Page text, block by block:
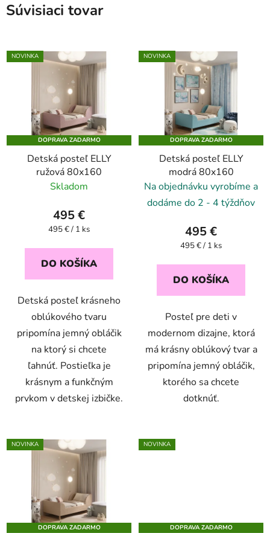
Súvisiaci tovar
NOVINKA
DOPRAVA ZADARMO
Detská posteľ ELLY
ružová 80x160
Skladom
495 €
Jednotková
495 € / 1 ks
DO KOŠÍKA
Detská posteľ krásneho
oblúkového tvaru
pripomína jemný obláčik
na ktorý si chcete
ľahnúť. Postieľka je
krásnym a funkčným
prvkom v detskej izbičke.
NOVINKA
DOPRAVA ZADARMO
Detská posteľ ELLY
modrá 80x160
Na objednávku vyrobíme a
dodáme do 2 - 4 týždňov
495 €
Jednotková
495 € / 1 ks
DO KOŠÍKA
Posteľ pre deti v
modernom dizajne, ktorá
má krásny oblúkový tvar a
pripomína jemný obláčik,
ktorého sa chcete
dotknúť.
NOVINKA
DOPRAVA ZADARMO
NOVINKA
DOPRAVA ZADARMO